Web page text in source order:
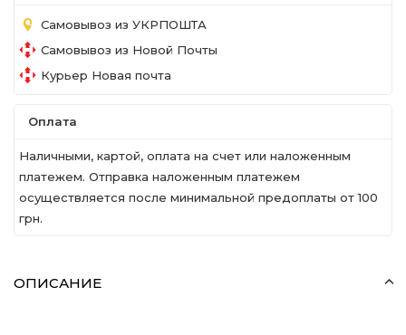
Самовывоз из УКРПОШТА
Самовывоз из Новой Почты
Курьер Новая почта
Оплата
Наличными, картой, оплата на счет или наложенным
платежем. Отправка наложенным платежем
осуществляется после минимальной предоплаты от 100
грн.
ОПИСАНИЕ